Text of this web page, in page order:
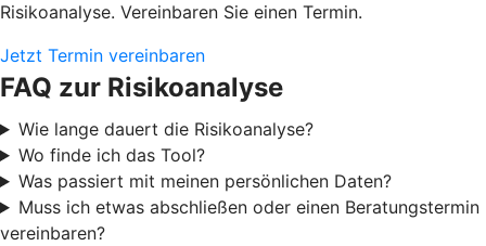
Risikoanalyse. Vereinbaren Sie einen Termin.
Jetzt Termin vereinbaren
FAQ zur Risikoanalyse
Wie lange dauert die Risikoanalyse?
Wo finde ich das Tool?
Was passiert mit meinen persönlichen Daten?
Muss ich etwas abschließen oder einen Beratungstermin
vereinbaren?